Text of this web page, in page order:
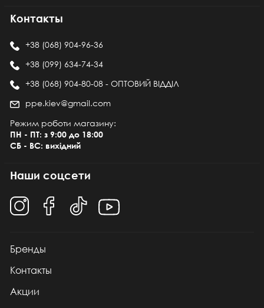
Контакты
+38 (068) 904-96-36
+38 (099) 634-74-34
+38 (068) 904-80-08 - ОПТОВИЙ ВІДДІЛ
ppe.kiev@gmail.com
Режим роботи магазину:
ПН - ПТ: з 9:00 до 18:00
СБ - ВС: вихідний
Наши соцсети
Бренды
Контакты
Акции